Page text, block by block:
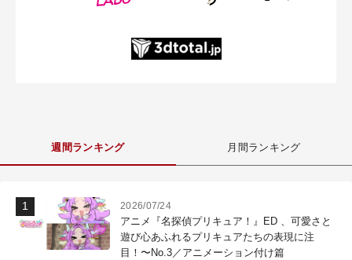
週間ランキング 月間ランキング
2026/07/24
アニメ『名探偵プリキュア！』ED 、可愛さと
遊び心あふれるプリキュアたちの表現に注
目！〜No.3／アニメーション付け篇